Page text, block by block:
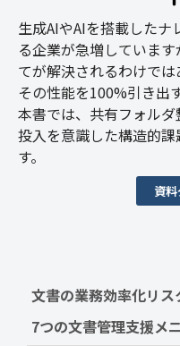
生成AIやAIを搭載した
る企業が急増していま
てが解決されるわけでは
その性能を100%引き出
本書では、共有フォル
投入を意識した構造的
す。
資
文書の業務効率化リ
7つの文書管理支援メ